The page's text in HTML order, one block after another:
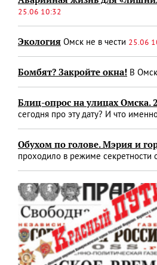
25.06 10:32
Экология Омск не в чести 25.06
Бомбят? Закройте окна! В
Блиц-опрос на улицах Омска.
сегодня про эту дату? И что
Обухом по голове. Мэрия и
проходило в режиме секретности